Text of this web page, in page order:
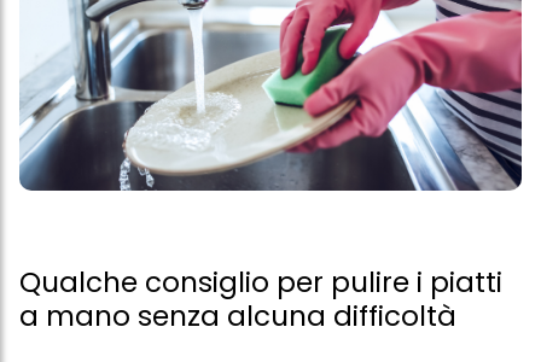
Qualche consiglio per pulire i piatti
a mano senza alcuna difficoltà